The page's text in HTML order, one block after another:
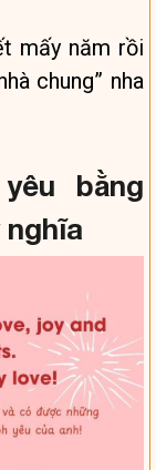
mấy năm rồi
chung” nha
bằng
nghĩa